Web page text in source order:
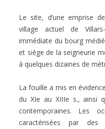
Le site, d’une emprise
village actuel de
immédiate du bourg
et siège de la seigneurie
à quelques dizaines de
La fouille a mis en
du XIe au XIIIe s., ainsi
contemporaines. Les
caractérisées par des